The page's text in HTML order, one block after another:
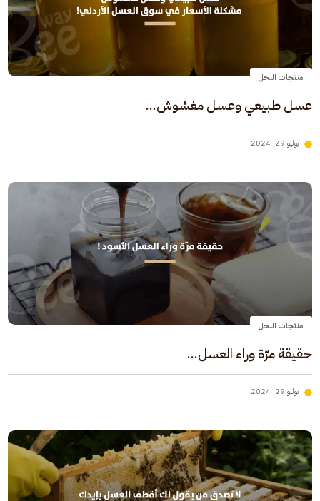
منتجات النحل
عسل طبيعي وعسل مغشوش...
يوليو 29, 2024
منتجات النحل
حقيقة مرّة وراء العسل...
يوليو 29, 2024